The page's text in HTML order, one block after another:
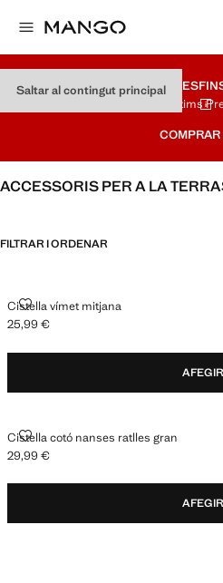
Saltar al contingut principalREBAIXES
Últims
COMPRAR
ACCESSORIS PER A LA
FILTRAR I ORDENAR
Cistella vímet mitjana
CISTELLA VÍMET MITJANA
Preu actual [25,99 € ]
25,99 €
AFEGIR
Cistella cotó nanses ratlles gran
CISTELLA COTÓ NANSES RATLLES
Preu actual [29,99 € ]
29,99 €
AFEGIR